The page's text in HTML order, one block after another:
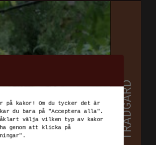
TRÄDGÅRD
på kakor! Om du tycker det är
du bara på "Acceptera alla".
välja vilken typ av kakor
genom att klicka på